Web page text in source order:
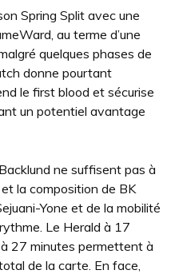
Spring Split avec une
au terme d’une
quelques phases de
donne pourtant
le first blood et sécurise
un potentiel avantage
ne suffisent pas à
la composition de BK
Yone et de la mobilité
Le Herald à 17
27 minutes permettent à
de la carte. En face,